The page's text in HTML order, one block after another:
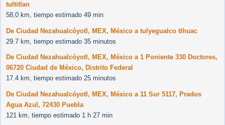
tultitlan
58,0 km, tiempo estimado 49 min
De Ciudad Nezahualcóyotl, MEX, México a tulyegualco tlhuac
29.7 km, tiempo estimado 35 minutos
De Ciudad Nezahualcóyotl, MEX, México a 1 Poniente 330 Doctores,
06720 Ciudad de México, Distrito Federal
17.4 km, tiempo estimado 25 minutos
De Ciudad Nezahualcóyotl, MEX, México a 11 Sur 5117, Prados
Agua Azul, 72430 Puebla
121 km, tiempo estimado 1 h 27 min